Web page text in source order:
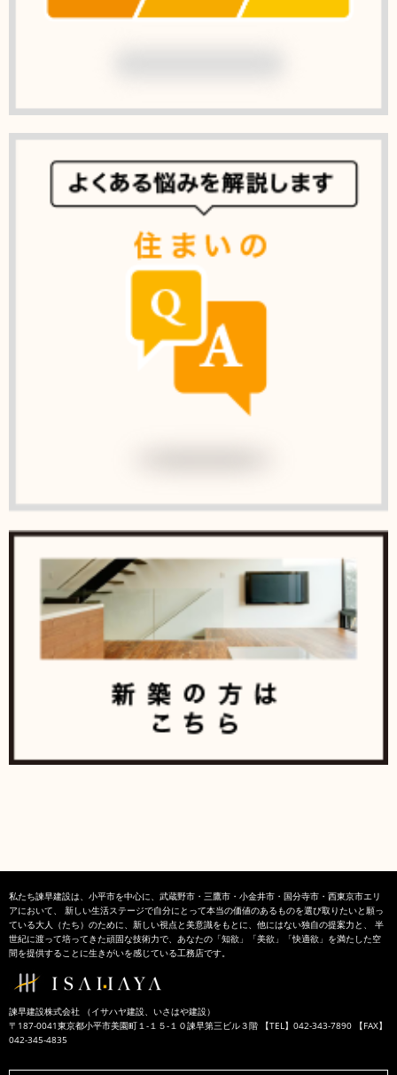
私たち諫早建設は、小平市を中心に、武蔵野市・三鷹市・小金井市・国分寺市・西東京市エリ
アにおいて、 新しい生活ステージで自分にとって本当の価値のあるものを選び取りたいと願っ
ている大人（たち）のために、新しい視点と美意識をもとに、他にはない独自の提案力と、 半
世紀に渡って培ってきた頑固な技術力で、あなたの「知欲」「美欲」「快適欲」を満たした空
間を提供することに生きがいを感じている工務店です。
諫早建設株式会社 （イサハヤ建設、いさはや建設）
〒187-0041東京都小平市美園町１-１５-１０諫早第三ビル３階 【TEL】042-343-7890 【FAX】
042-345-4835